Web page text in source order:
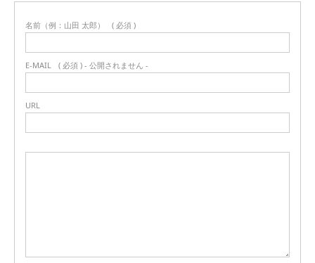
名前（例：山田 太郎） ( 必須 )
E-MAIL ( 必須 ) - 公開されません -
URL